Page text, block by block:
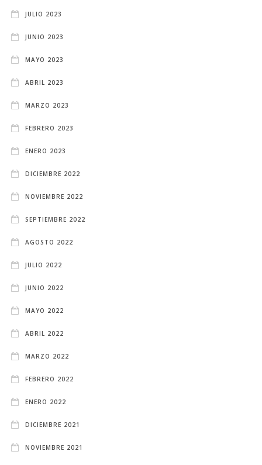
JULIO 2023
JUNIO 2023
MAYO 2023
ABRIL 2023
MARZO 2023
FEBRERO 2023
ENERO 2023
DICIEMBRE 2022
NOVIEMBRE 2022
SEPTIEMBRE 2022
AGOSTO 2022
JULIO 2022
JUNIO 2022
MAYO 2022
ABRIL 2022
MARZO 2022
FEBRERO 2022
ENERO 2022
DICIEMBRE 2021
NOVIEMBRE 2021